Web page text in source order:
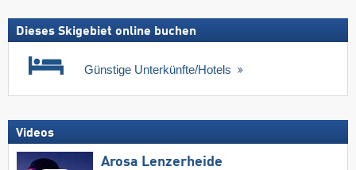
Dieses Skigebiet online buchen
Günstige Unterkünfte/Hotels
Videos
Arosa Lenzerheide